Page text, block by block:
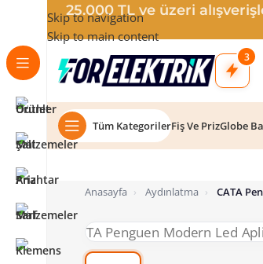
Skip to navigation
Skip to main content
3
Tüm KategorilerFiş Ve PrizGlobe
Anasayfa › Aydınlatma › CATA
25.000 TL ve üzeri